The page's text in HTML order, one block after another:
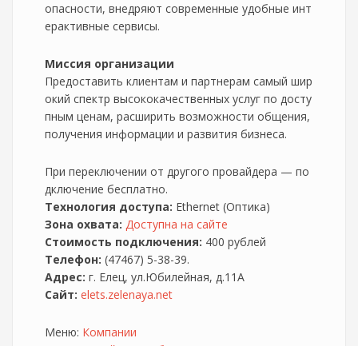
опасности, внедряют современные удобные инт
ерактивные сервисы.
Миссия организации
Предоставить клиентам и партнерам самый шир
окий спектр высококачественных услуг по досту
пным ценам, расширить возможности общения,
получения информации и развития бизнеса.
При переключении от другого провайдера — по
дключение бесплатно.
Технология доступа: Ethernet (Оптика)
Зона охвата: Доступна на сайте
Стоимость подключения: 400 рублей
Телефон: (47467) 5-38-39.
Адрес: г. Елец, ул.Юбилейная, д.11А
Сайт: elets.zelenaya.net
Меню: Компании